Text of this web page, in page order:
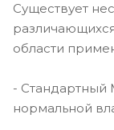
Существует
области
- Стандартный
нормальной